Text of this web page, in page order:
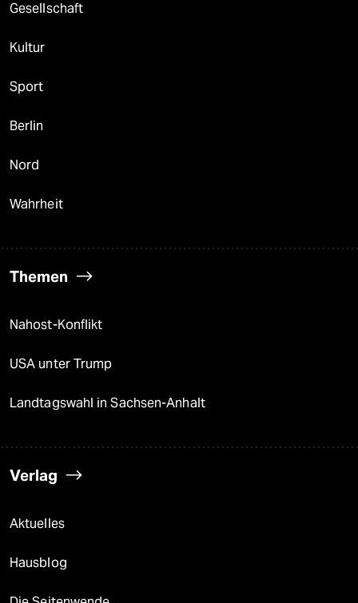
Gesellschaft
Kultur
Sport
Berlin
Nord
Wahrheit
Themen
Nahost-Konflikt
USA unter Trump
Landtagswahl in Sachsen-Anhalt
Verlag
Aktuelles
Hausblog